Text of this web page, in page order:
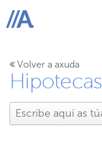
ABANCA
Volver a axuda
Hipotecas